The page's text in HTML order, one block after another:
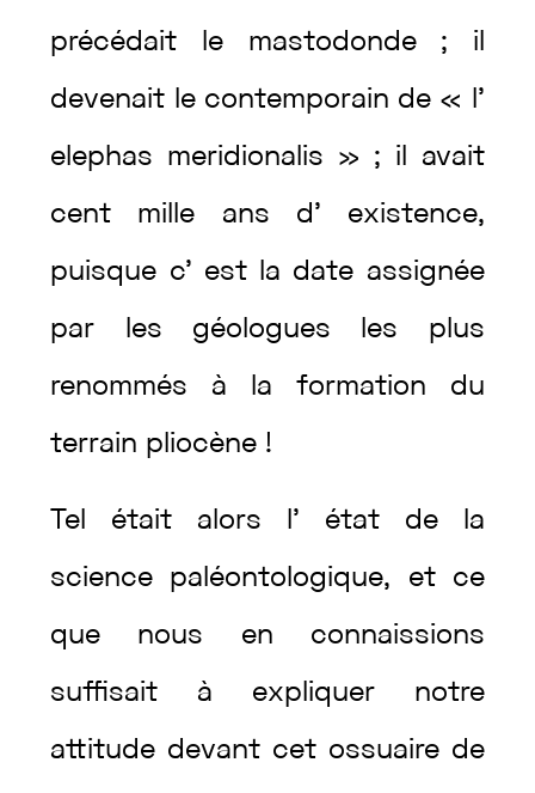
précédait le mastodonde ; il
devenait le contemporain de « l’
elephas meridionalis » ; il avait
cent mille ans d’ existence,
puisque c’ est la date assignée
par les géologues les plus
renommés à la formation du
terrain pliocène !
Tel était alors l’ état de la
science paléontologique, et ce
que nous en connaissions
suffisait à expliquer notre
attitude devant cet ossuaire de